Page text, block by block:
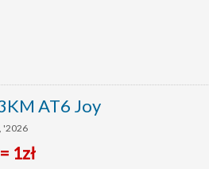
AT6 Joy
'2026
1zł